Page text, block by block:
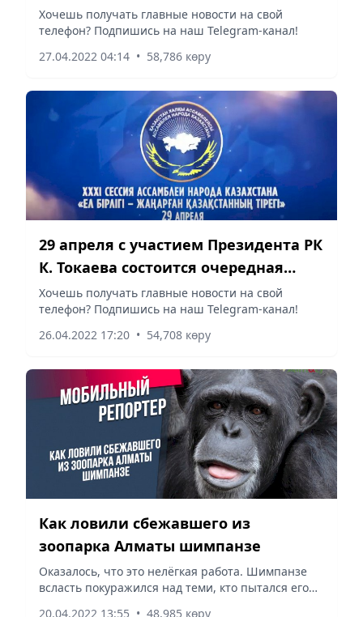
съезде партии AMANAT
Хочешь получать главные новости на свой
телефон? Подпишись на наш Telegram-канал!
27.04.2022 04:14 • 58,786 көру
29 апреля с участием Президента РК
К. Токаева состоится очередная
сессия Ассамблеи народа
Казахстана.
Хочешь получать главные новости на свой
телефон? Подпишись на наш Telegram-канал!
26.04.2022 17:20 • 54,708 көру
Как ловили сбежавшего из
зоопарка Алматы шимпанзе
Оказалось, что это нелёгкая работа. Шимпанзе
всласть покуражился над теми, кто пытался его
20.04.2022 13:55 • 48,985 көру